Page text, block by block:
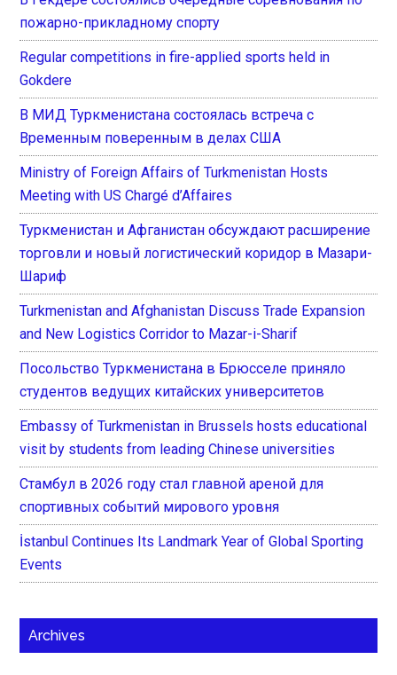
пожарно-прикладному спорту
Regular competitions in fire-applied sports held in
Gokdere
В МИД Туркменистана состоялась встреча с
Временным поверенным в делах США
Ministry of Foreign Affairs of Turkmenistan Hosts
Meeting with US Chargé d’Affaires
Туркменистан и Афганистан обсуждают расширение
торговли и новый логистический коридор в Мазари-
Шариф
Turkmenistan and Afghanistan Discuss Trade Expansion
and New Logistics Corridor to Mazar-i-Sharif
Посольство Туркменистана в Брюсселе приняло
студентов ведущих китайских университетов
Embassy of Turkmenistan in Brussels hosts educational
visit by students from leading Chinese universities
Стамбул в 2026 году стал главной ареной для
спортивных событий мирового уровня
İstanbul Continues Its Landmark Year of Global Sporting
Events
Archives